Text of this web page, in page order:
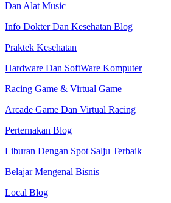
Dan Alat Music
Info Dokter Dan Kesehatan Blog
Praktek Kesehatan
Hardware Dan SoftWare Komputer
Racing Game & Virtual Game
Arcade Game Dan Virtual Racing
Perternakan Blog
Liburan Dengan Spot Salju Terbaik
Belajar Mengenal Bisnis
Local Blog